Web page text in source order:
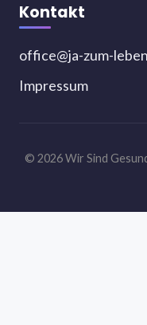
Kontakt
office@ja-zum-
Impressum
© 2026 Wir Sind